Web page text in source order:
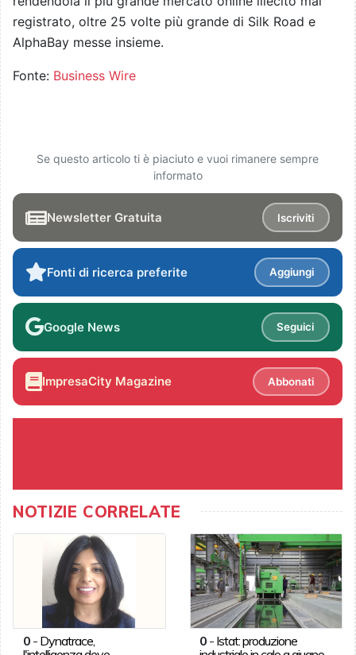
registrato, oltre 25 volte più grande di Silk Road e
AlphaBay messe insieme.
Fonte: Business Wire
Se questo articolo ti è piaciuto e vuoi rimanere sempre
informato
Newsletter Gratuita Iscriviti
Fonti di ricerca preferite Aggiungi
Google News Seguici
ImpresaCity Magazine Abbonati
NOTIZIE CORRELATE
0- Dynatrace,
0 - Istat: produzione